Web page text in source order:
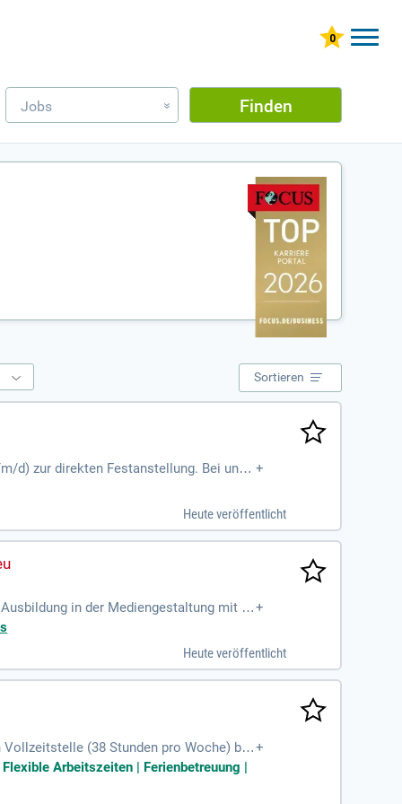
Jobs » Finden
Sortieren
d) zur direkten Festanstellung. Bei uns
anbietet. Unse
IT und Recht. Ihre Karriere steht im
spannenden Umfeld zu arbeiten und
+
Heute veröffentlicht
in der Mediengestaltung mit re
und Printpublikationen
+
Heute veröffentlicht
(38 Stunden pro Woche) bis
und die Umsetzung erfolgreicher K
zu entdecken. Eine fundierte Aus
deine Chance, um in einem dyna
+
Arbeitszeiten | Ferienbetreuung |